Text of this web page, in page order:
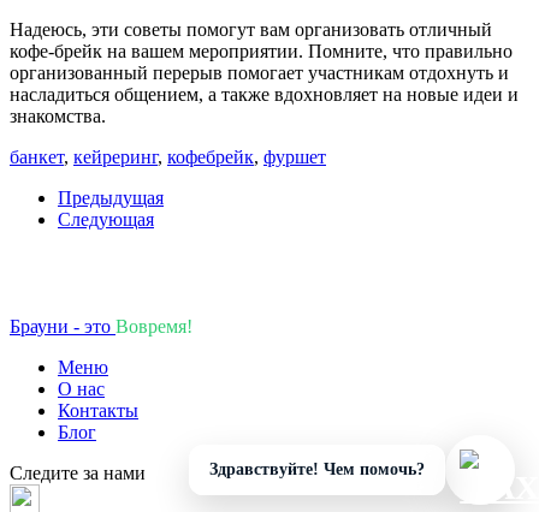
Надеюсь, эти советы помогут вам организовать отличный
кофе-брейк на вашем мероприятии. Помните, что правильно
организованный перерыв помогает участникам отдохнуть и
насладиться общением, а также вдохновляет на новые идеи и
знакомства.
банкет, кейреринг, кофебрейк, фуршет
Предыдущая
Следующая
Брауни - это Вовремя!
Меню
О нас
Контакты
Блог
Следите за нами
Здравствуйте! Чем помочь?